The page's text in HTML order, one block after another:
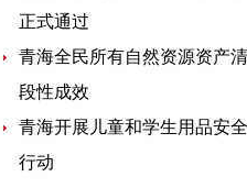
正式通过
青海全民所有自然资源资产
段性成效
青海开展儿童和学生用品安
行动